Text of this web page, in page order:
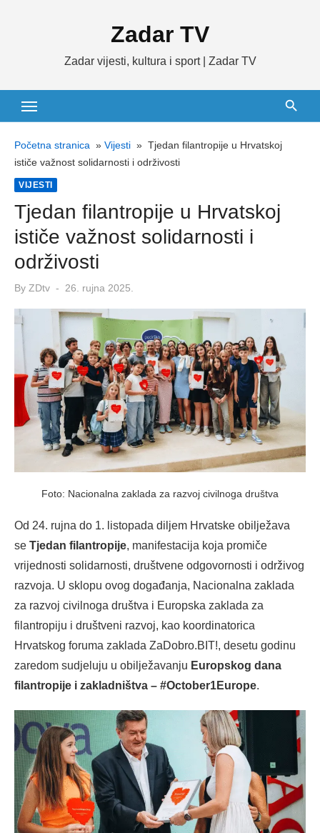
Zadar TV
Zadar vijesti, kultura i sport | Zadar TV
Početna stranica » Vijesti » Tjedan filantropije u Hrvatskoj
ističe važnost solidarnosti i održivosti
VIJESTI
Tjedan filantropije u Hrvatskoj
ističe važnost solidarnosti i
održivosti
By ZDtv
Posted
26. rujna 2025.
Foto: Nacionalna zaklada za razvoj civilnoga društva
Od 24. rujna do 1. listopada diljem Hrvatske obilježava
se Tjedan filantropije, manifestacija koja promiče
vrijednosti solidarnosti, društvene odgovornosti i održivog
razvoja. U sklopu ovog događanja, Nacionalna zaklada
za razvoj civilnoga društva i Europska zaklada za
filantropiju i društveni razvoj, kao koordinatorica
Hrvatskog foruma zaklada ZaDobro.BIT!, desetu godinu
zaredom sudjeluju u obilježavanju Europskog dana
filantropije i zakladništva – #October1Europe.